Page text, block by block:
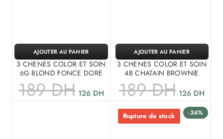
3 CHENES COLOR ET SOIN
6G BLOND FONCE DORE
189DH 126 DH
AJOUTER AU PANIER
3 CHENES COLOR ET SOIN
4B CHATAIN BROWNIE
189DH 126 DH
AJOUTER AU PANIER
-34%
Rupture de stock